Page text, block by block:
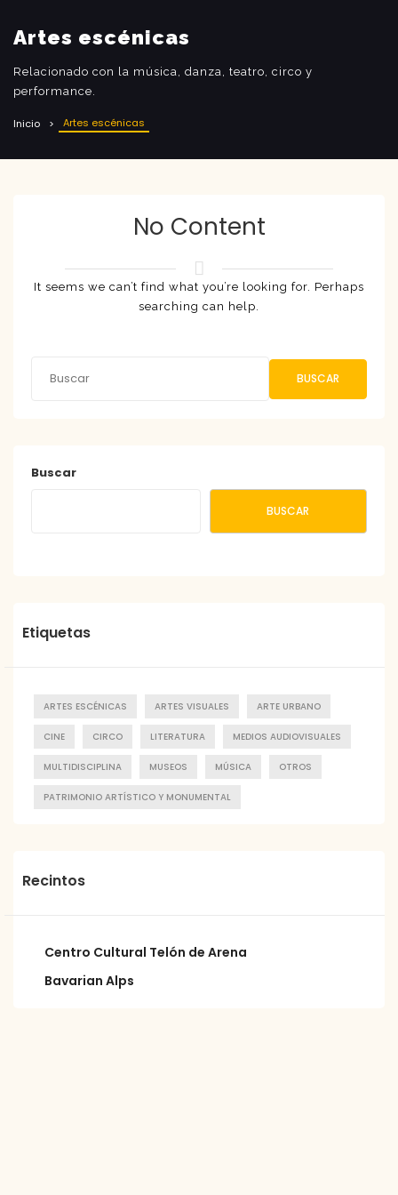
Artes escénicas
Relacionado con la música, danza, teatro, circo y
performance.
Inicio Artes escénicas
No Content
It seems we can’t find what you’re looking for. Perhaps
searching can help.
BUSCAR
Buscar
BUSCAR
Etiquetas
ARTES ESCÉNICAS ARTES VISUALES ARTE URBANO
CINE CIRCO LITERATURA MEDIOS AUDIOVISUALES
MULTIDISCIPLINA MUSEOS MÚSICA OTROS
PATRIMONIO ARTÍSTICO Y MONUMENTAL
Recintos
Centro Cultural Telón de Arena
Bavarian Alps